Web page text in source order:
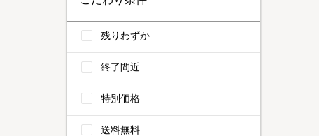
残りわずか
終了間近
特別価格
送料無料